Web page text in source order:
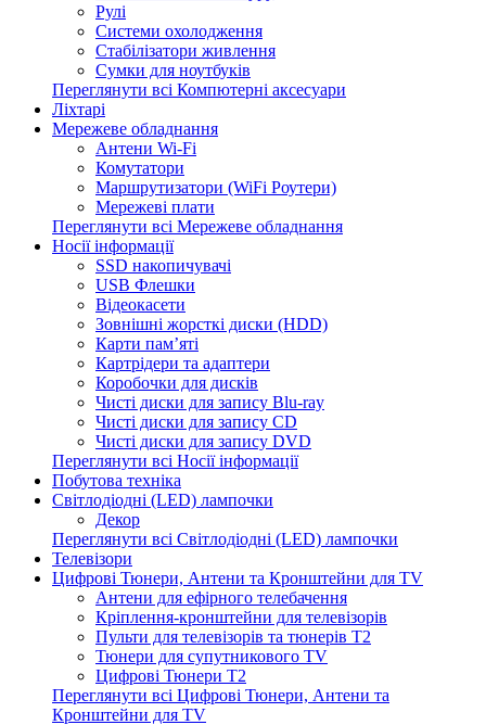
Рулі
Системи охолодження
Стабілізатори живлення
Сумки для ноутбуків
Переглянути всі Компютерні аксесуари
Ліхтарі
Мережеве обладнання
Антени Wi-Fi
Комутатори
Маршрутизатори (WiFi Роутери)
Мережеві плати
Переглянути всі Мережеве обладнання
Носії інформації
SSD накопичувачі
USB Флешки
Відеокасети
Зовнішні жорсткі диски (HDD)
Карти пам’яті
Картрідери та адаптери
Коробочки для дисків
Чисті диски для запису Blu-ray
Чисті диски для запису CD
Чисті диски для запису DVD
Переглянути всі Носії інформації
Побутова техніка
Світлодіодні (LED) лампочки
Декор
Переглянути всі Світлодіодні (LED) лампочки
Телевізори
Цифрові Тюнери, Антени та Кронштейни для TV
Антени для ефірного телебачення
Кріплення-кронштейни для телевізорів
Пульти для телевізорів та тюнерів T2
Тюнери для супутникового TV
Цифрові Тюнери T2
Переглянути всі Цифрові Тюнери, Антени та
Кронштейни для TV